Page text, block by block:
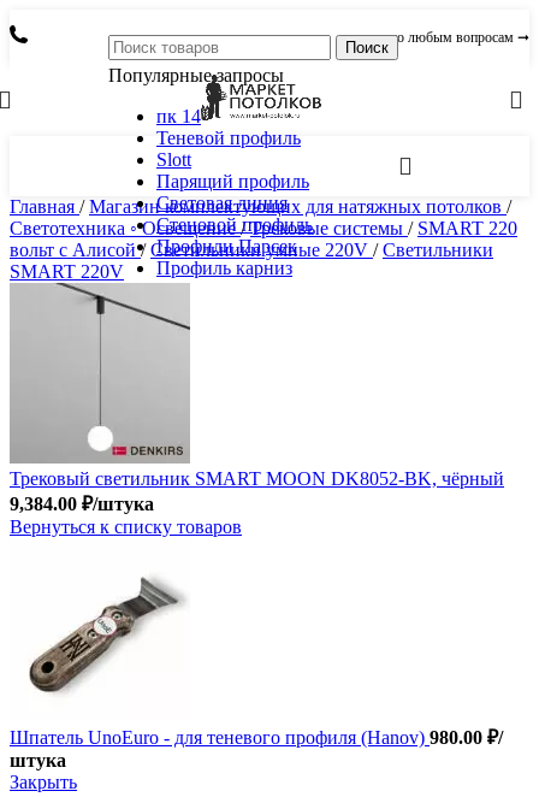
по любым вопросам ➞
Поиск
Популярные запросы
пк 14
Теневой профиль
Slott
Парящий профиль
Световая линия
Стеновой профиль
Профили Парсек
Профиль карниз
Главная / Магазин комплектующих для натяжных потолков /
Светотехника ◦ Освещение/ Трековые системы / SMART 220
вольт c Алисой/ Светильники умные 220V / Светильники
SMART 220V
Трековый светильник SMART MOON DK8052-BK, чёрный
9,384.00 ₽/штука
Вернуться к списку товаров
Шпатель UnoEuro - для теневого профиля (Hanov) 980.00 ₽/
штука
Закрыть